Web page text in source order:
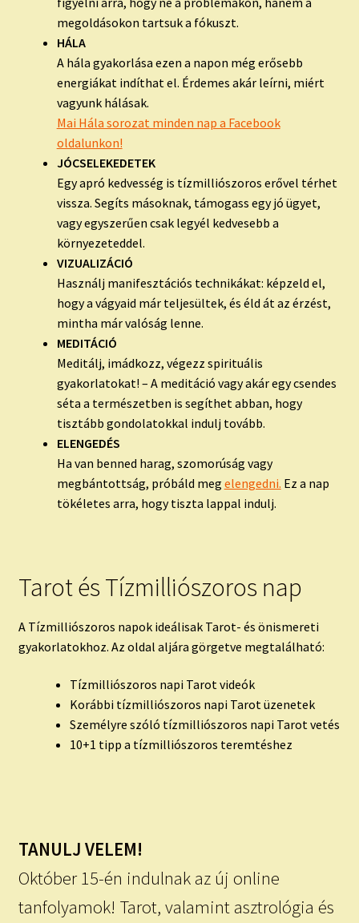
megoldásokon tartsuk a fókuszt.
HÁLA
A hála gyakorlása ezen a napon még erősebb
energiákat indíthat el. Érdemes akár leírni, miért
vagyunk hálásak.
Mai Hála sorozat minden nap a Facebook
oldalunkon!
JÓCSELEKEDETEK
Egy apró kedvesség is tízmilliószoros erővel térhet
vissza. Segíts másoknak, támogass egy jó ügyet,
vagy egyszerűen csak legyél kedvesebb a
környezeteddel.
VIZUALIZÁCIÓ
Használj manifesztációs technikákat: képzeld el,
hogy a vágyaid már teljesültek, és éld át az érzést,
mintha már valóság lenne.
MEDITÁCIÓ
Meditálj, imádkozz, végezz spirituális
gyakorlatokat! – A meditáció vagy akár egy csendes
séta a természetben is segíthet abban, hogy
tisztább gondolatokkal indulj tovább.
ELENGEDÉS
Ha van benned harag, szomorúság vagy
megbántottság, próbáld meg elengedni. Ez a nap
tökéletes arra, hogy tiszta lappal indulj.
Tarot és Tízmilliószoros nap
A Tízmilliószoros napok ideálisak Tarot- és önismereti
gyakorlatokhoz. Az oldal aljára görgetve megtalálható:
Tízmilliószoros napi Tarot videók
Korábbi tízmilliószoros napi Tarot üzenetek
Személyre szóló tízmilliószoros napi Tarot vetés
10+1 tipp a tízmilliószoros teremtéshez
TANULJ VELEM!
Október 15-én indulnak az új online
tanfolyamok! Tarot, valamint asztrológia és